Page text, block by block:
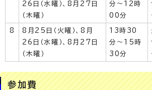
26日（水曜）、8月27日
（木曜）
分～12時
00分
8
8月25日（火曜）、8月
26日（水曜）、8月27日
（木曜）
13時30
分～15時
30分
参加費